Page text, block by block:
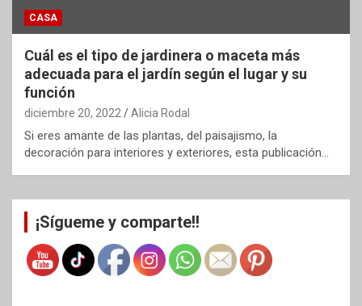
CASA
Cuál es el tipo de jardinera o maceta más
adecuada para el jardín según el lugar y su
función
diciembre 20, 2022 Alicia Rodal
Si eres amante de las plantas, del paisajismo, la
decoración para interiores y exteriores, esta publicación…
¡Sígueme y comparte!!